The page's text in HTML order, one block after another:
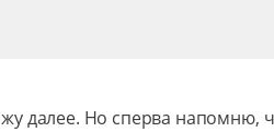
далее. Но сперва напомню,